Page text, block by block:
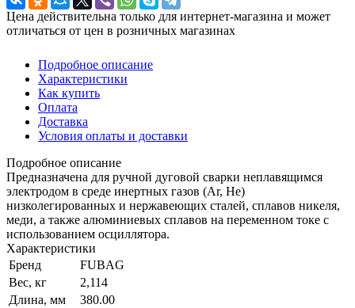
Цена действительна только для интернет-магазина и может
отличаться от цен в розничных магазинах
Подробное описание
Характеристики
Как купить
Оплата
Доставка
Условия оплаты и доставки
Подробное описание
Предназначенa для ручной дуговой сварки неплавящимся
электродом в среде инертных газов (Ar, He)
низколегированных и нержавеющих сталей, сплавов никеля,
меди, а также алюминиевых сплавов на переменном токе с
использованием осциллятора.
Характеристики
Бренд
FUBAG
Вес, кг
2,114
Длина, мм
380.00